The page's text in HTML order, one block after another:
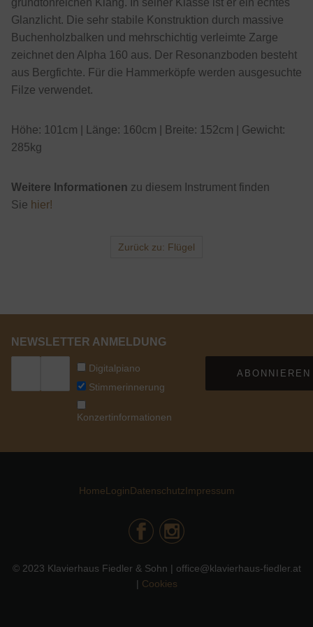
grundtonreichen Klang. In seiner Klasse ist er ein echtes
Glanzlicht. Die sehr stabile Konstruktion durch massive
Buchenholzbalken und mehrschichtig verleimte Zarge
zeichnet den Alpha 160 aus. Der Resonanzboden besteht
aus Bergfichte. Für die Hammerköpfe werden ausgesuchte
Filze verwendet.
Höhe: 101cm | Länge: 160cm | Breite: 152cm | Gewicht:
285kg
Weitere Informationen zu diesem Instrument finden
Sie hier!
Zurück zu: Flügel
NEWSLETTER ANMELDUNG
Digitalpiano
Stimmerinnerung
Konzertinformationen
ABONNIEREN
HomeLoginDatenschutzImpressum
© 2023 Klavierhaus Fiedler & Sohn | office@klavierhaus-fiedler.at
| Cookies